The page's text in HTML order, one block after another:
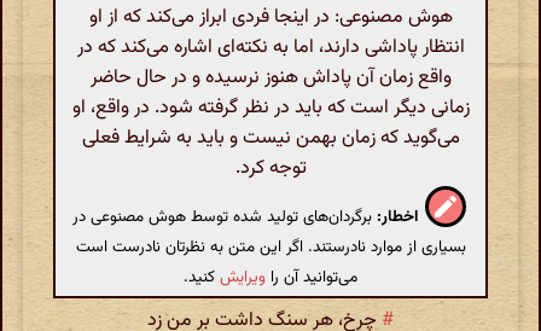
هوش مصنوعی: در اینجا فردی ابراز می‌کند که از او
انتظار پاداشی دارند، اما به نکته‌ای اشاره می‌کند که در
واقع زمان آن پاداش هنوز نرسیده و در حال حاضر
زمانی دیگر است که باید در نظر گرفته شود. در واقع، او
می‌گوید که زمان بهمن نیست و باید به شرایط فعلی
توجه کرد.
اخطار: برگردان‌های تولید شده توسط هوش مصنوعی در
بسیاری از موارد نادرستند. اگر این متن به نظرتان نادرست است
می‌توانید آن را ویرایشکنید.
# چرخ، هر سنگ داشت بر من زد